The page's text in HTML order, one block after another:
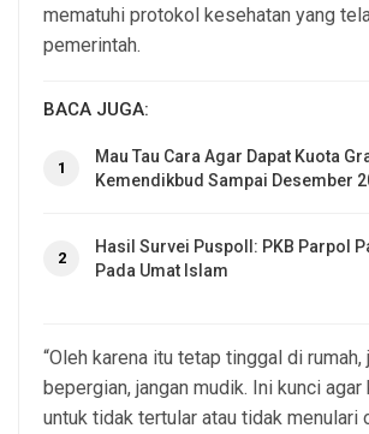
mematuhi protokol kesehatan yang
pemerintah.
BACA JUGA:
1
Mau Tau Cara Agar Dapat Kuota
Kemendikbud Sampai Desember
2
Hasil Survei Puspoll: PKB Parpol
Pada Umat Islam
“Oleh karena itu tetap tinggal di rumah,
bepergian, jangan mudik. Ini kunci
untuk tidak tertular atau tidak menulari